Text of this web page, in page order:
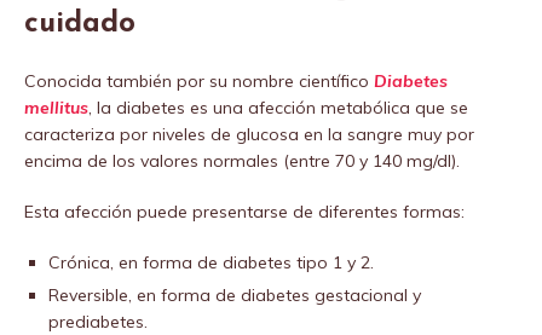
cuidado
Conocida también por su nombre científico Diabetes
mellitus, la diabetes es una afección metabólica que se
caracteriza por niveles de glucosa en la sangre muy por
encima de los valores normales (entre 70 y 140 mg/dl).
Esta afección puede presentarse de diferentes formas:
Crónica, en forma de diabetes tipo 1 y 2.
Reversible, en forma de diabetes gestacional y
prediabetes.